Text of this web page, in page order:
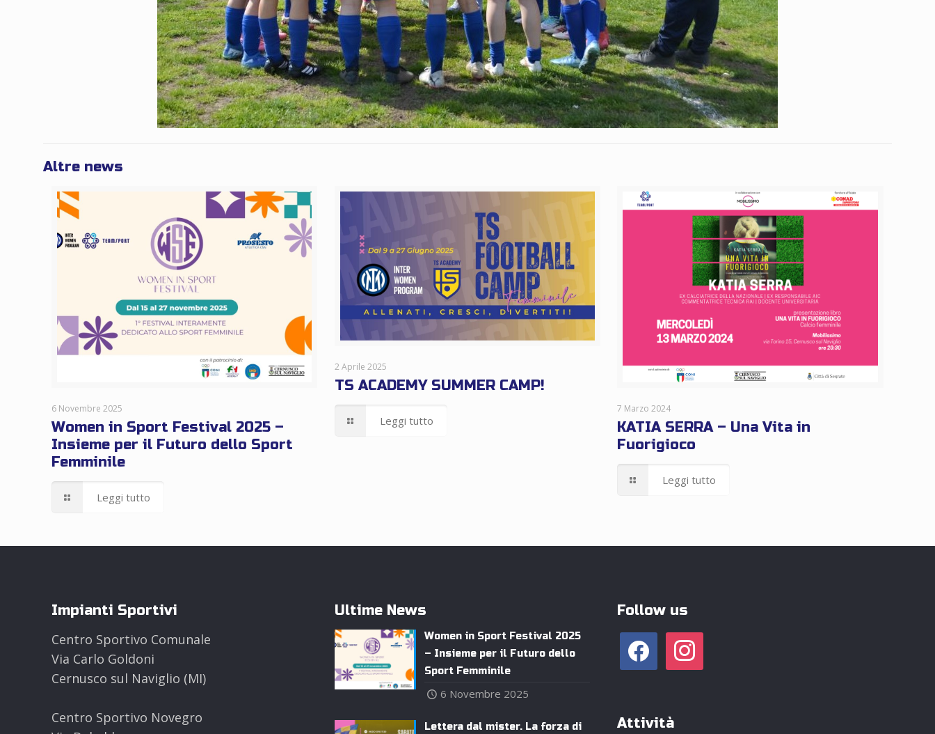
Altre news
6 Novembre 2025
Women in Sport Festival 2025 –
Insieme per il Futuro dello Sport
Femminile
Leggi tutto
2 Aprile 2025
TS ACADEMY SUMMER CAMP!
Leggi tutto
7 Marzo 2024
KATIA SERRA – Una Vita in
Fuorigioco
Leggi tutto
Impianti Sportivi
Centro Sportivo Comunale
Via Carlo Goldoni
Cernusco sul Naviglio (MI)
Centro Sportivo Novegro
Ultime News
Women in Sport Festival 2025
– Insieme per il Futuro dello
Sport Femminile
6 Novembre 2025
Lettera dal mister. La forza di
Follow us
facebook instagram
Attività